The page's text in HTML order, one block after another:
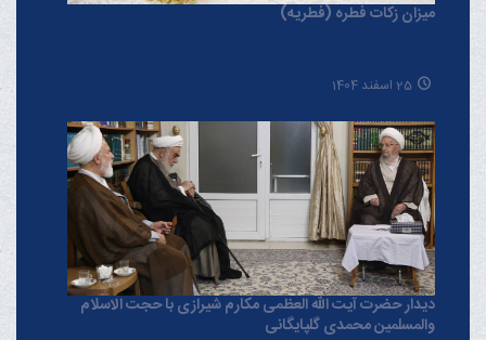
میزان زکات فطره (فطریه)
25 اسفند 1404
دیدار حضرت آیت الله العظمی مکارم شیرازی با حجت الاسلام
والمسلمین محمدی گلپایگانی